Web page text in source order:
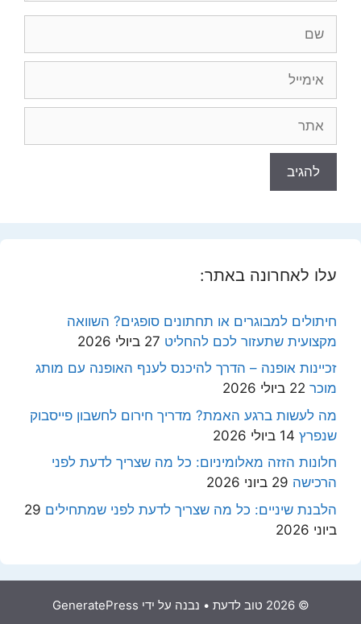
עלו לאחרונה באתר:
חיתולים למבוגרים או תחתונים סופגים? השוואה
מקצועית שתעזור לכם להחליט 27 ביולי 2026
זכיינות אופנה – הדרך להיכנס לענף האופנה עם מותג
מוכר 22 ביולי 2026
מה לעשות ברגע האמת? מדריך חירום לחשבון פייסבוק
שנפרץ 14 ביולי 2026
חלונות הזזה מאלומיניום: כל מה שצריך לדעת לפני
הרכישה 29 ביוני 2026
הלבנת שיניים: כל מה שצריך לדעת לפני שמתחילים 29
ביוני 2026
© 2026 טוב לדעת • נבנה על ידי GeneratePress